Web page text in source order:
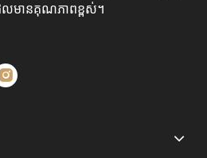
មានគុណភាពខ្ពស់។